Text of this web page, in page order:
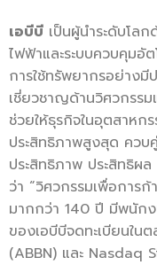
เอบีบี เป็นผู้นำระดับโล
ไฟฟ้าและระบบควบคุม
การใช้ทรัพยากรอย่างมี
เชี่ยวชาญด้านวิศวกรร
ช่วยให้ธุรกิจในอุตสาหก
ประสิทธิภาพสูงสุด ควบ
ประสิทธิภาพ ประสิทธิผ
ว่า “วิศวกรรมเพื่อการ
มากกว่า 140 ปี มีพนัก
ของเอบีบีจดทะเบียนใ
(ABBN) และ Nasdaq